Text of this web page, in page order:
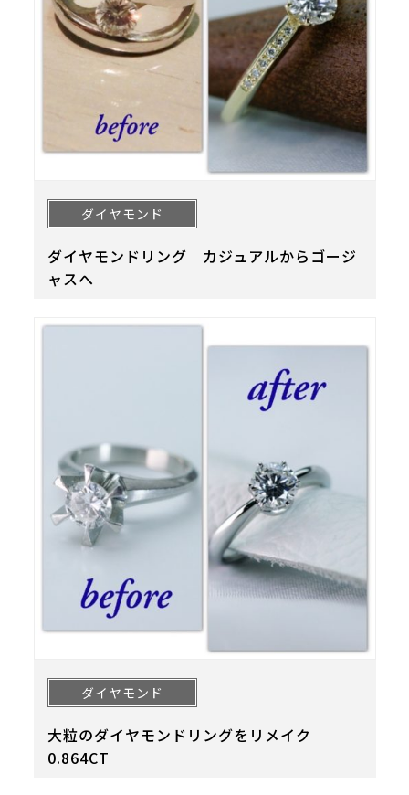
ダイヤモンド
ダイヤモンドリング カジュアルからゴージ
ャスへ
ダイヤモンド
大粒のダイヤモンドリングをリメイク
0.864CT